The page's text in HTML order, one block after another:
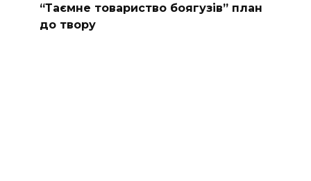
“Таємне товариство боягузів” план
до твору